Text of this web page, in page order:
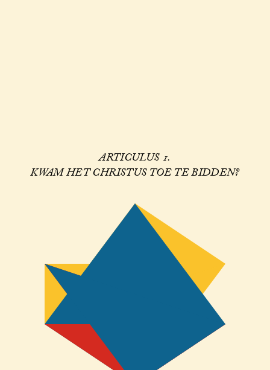
ARTICULUS 1.
KWAM HET CHRISTUS TOE TE BIDDEN?